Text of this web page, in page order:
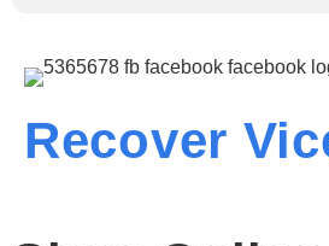
Recover